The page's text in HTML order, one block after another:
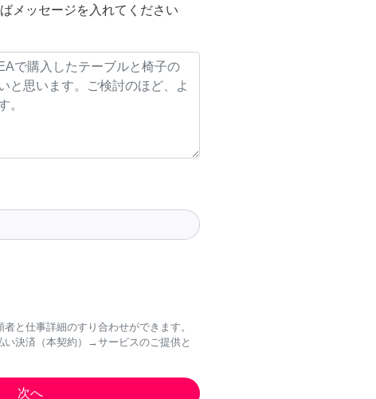
メッセージを入れてください
と仕事詳細のすり合わせができます。
い決済（本契約）→サービスのご提供と